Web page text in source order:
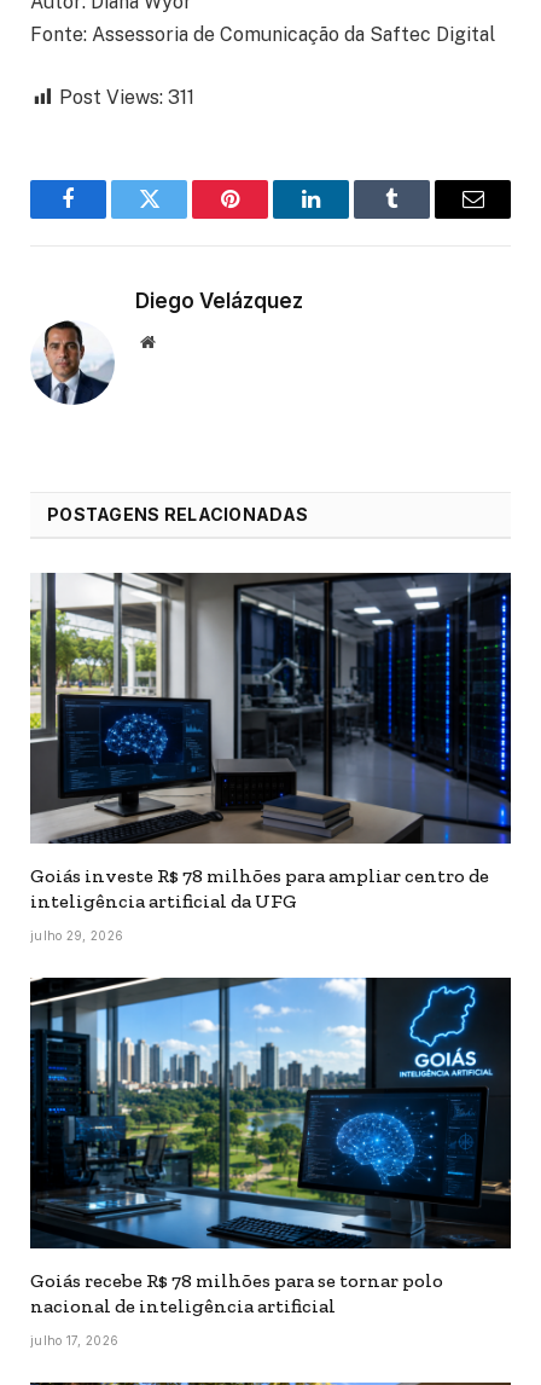
Fonte: Assessoria de Comunicação da Saftec Digital
Post Views: 311
FacebookTwitter Pinterest LinkedInTumblr Email
Diego Velázquez
Website
POSTAGENS RELACIONADAS
Goiás investe R$ 78 milhões para ampliar centro de
inteligência artificial da UFG
julho 29, 2026
Goiás recebe R$ 78 milhões para se tornar polo
nacional de inteligência artificial
julho 17, 2026